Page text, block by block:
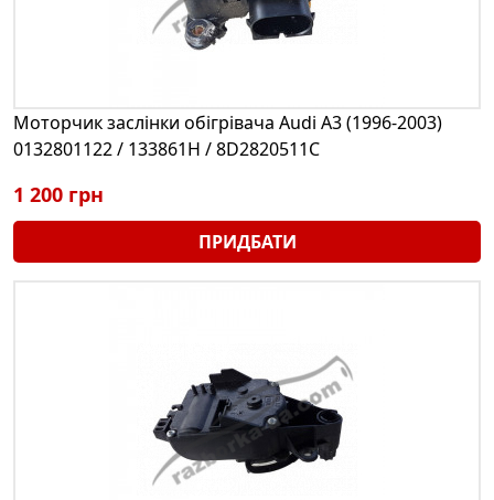
Моторчик заслінки обігрівача Audi A3 (1996-2003)
0132801122 / 133861H / 8D2820511C
1 200 грн
ПРИДБАТИ